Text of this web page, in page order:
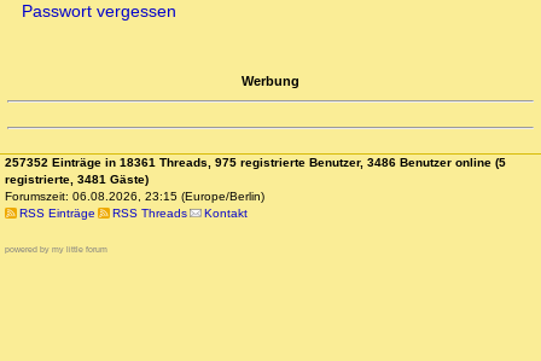
Passwort vergessen
Werbung
257352 Einträge in 18361 Threads, 975 registrierte Benutzer, 3486 Benutzer online (5
registrierte, 3481 Gäste)
Forumszeit: 06.08.2026, 23:15 (Europe/Berlin)
RSS Einträge
RSS Threads Kontakt
powered by my little forum